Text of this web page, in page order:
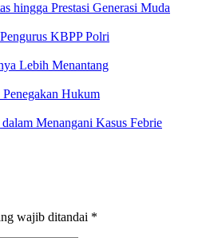
hingga Prestasi Generasi Muda
KBPP Polri
Lebih Menantang
Hukum
Menangani Kasus Febrie
wajib ditandai *